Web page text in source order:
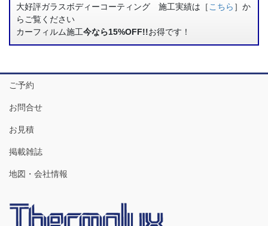
大好評ガラスボディーコーティング 施工実績は［ こちら ］か
らご覧ください
カーフィルム施工今なら15%OFF!!お得です！
ご予約
お問合せ
お見積
掲載雑誌
地図・会社情報